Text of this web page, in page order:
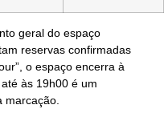
geral do espaço
reservas confirmadas
o espaço encerra à
às 19h00 é um
marcação.